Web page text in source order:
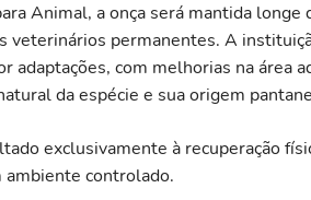
Animal, a onça será mantida longe
veterinários permanentes. A
adaptações, com melhorias na área
da espécie e sua origem
exclusivamente à recuperação
controlado.